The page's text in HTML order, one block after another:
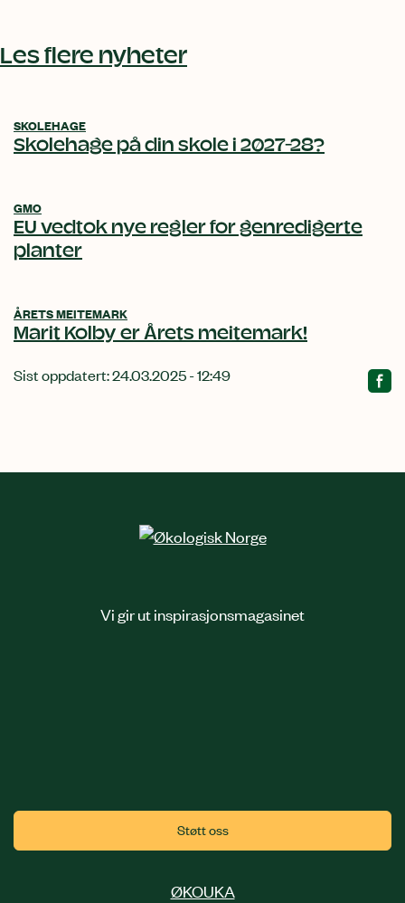
innhold
Les flere nyheter
SKOLEHAGE
Skolehage på din skole i 2027-28?
GMO
EU vedtok nye regler for genredigerte
planter
ÅRETS MEITEMARK
Marit Kolby er Årets meitemark!
Sist oppdatert: 24.03.2025 - 12:49
Vi gir ut inspirasjonsmagasinet
Støtt oss
ØKOUKA